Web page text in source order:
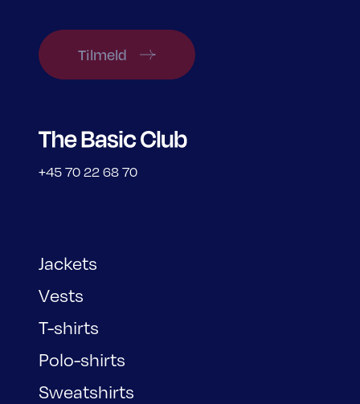
Tilmeld
+45 70 22 68 70
Jackets
Vests
T-shirts
Polo-shirts
Sweatshirts